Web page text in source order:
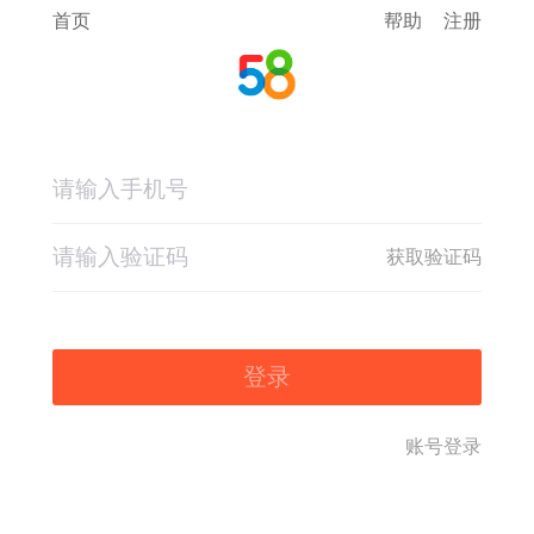
首页 帮助 注册
获取验证码
登录
账号登录